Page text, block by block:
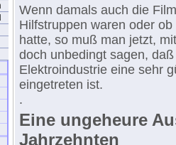
Wenn damals auch die
Hilfstruppen waren oder
hatte, so muß man jetzt,
doch unbedingt sagen,
Elektroindustrie eine sehr
eingetreten ist.
.
Eine ungeheure
Jahrzehnten